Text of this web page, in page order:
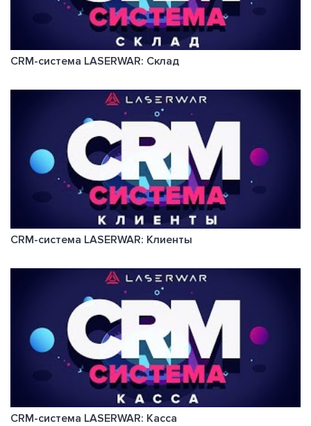
CRM-система LASERWAR: Склад
CRM-система LASERWAR: Клиенты
CRM-система LASERWAR: Касса